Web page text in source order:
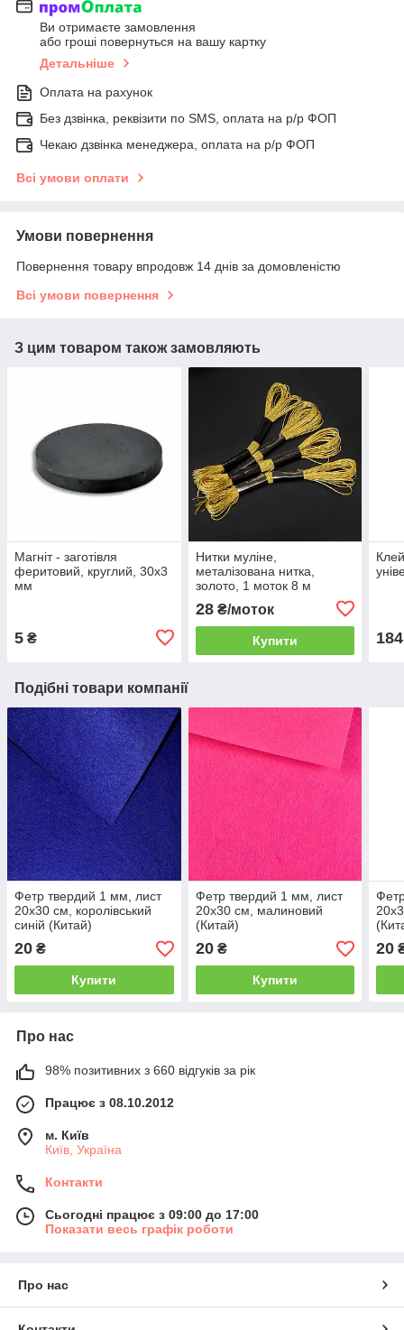
Ви отримаєте замовлення
або гроші повернуться на вашу картку
Детальніше
Оплата на рахунок
Без дзвінка, реквізити по SMS, оплата на р/р ФОП
Чекаю дзвінка менеджера, оплата на р/р ФОП
Всі умови оплати
Умови повернення
Повернення товару впродовж 14 днів за домовленістю
Всі умови повернення
З цим товаром також замовляють
Магніт - заготівля
феритовий, круглий, 30х3
мм
5 ₴
Нитки муліне,
металізована нитка,
золото, 1 моток 8 м
28₴/моток
Купити 184
Подібні товари компанії
Фетр твердий 1 мм, лист
20x30 см, королівський
синій (Китай)
20 ₴
Купити
Фетр твердий 1 мм, лист
20x30 см, малиновий
(Китай)
20₴
Купити
20
Про нас
98% позитивних з 660 відгуків за рік
Працює з 08.10.2012
м. Київ
Київ, Україна
Контакти
Сьогодні працює з 09:00 до 17:00
Показати весь графік роботи
Про нас